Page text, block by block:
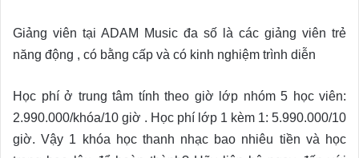
Giảng viên tại ADAM Music đa số là các giảng viên trẻ
năng động , có bằng cấp và có kinh nghiệm trình diễn
Học phí ở trung tâm tính theo giờ lớp nhóm 5 học viên:
2.990.000/khóa/10 giờ . Học phí lớp 1 kèm 1: 5.990.000/10
giờ. Vậy 1 khóa học thanh nhạc bao nhiêu tiền và học